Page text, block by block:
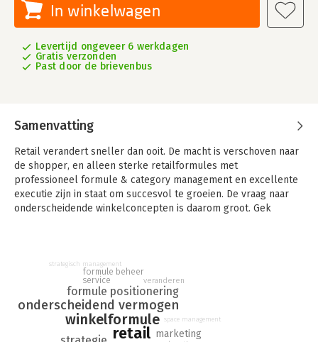
In winkelwagen
Levertijd ongeveer 6 werkdagen
Gratis verzonden
Past door de brievenbus
Samenvatting
Retail verandert sneller dan ooit. De macht is verschoven naar
de shopper, en alleen sterke retailformules met
professioneel formule & category management en excellente
executie zijn in staat om succesvol te groeien. De vraag naar
onderscheidende winkelconcepten is daarom groot. Gek
Management waarin we alle stappen en ervaring ten aanzien
van de ontwikkeling en het beheer van een winkelformule
hebben samengebracht.
Wij geloven dat er altijd kansen zijn voor gezonde groei van
retailformules. Formules die relevant en onderscheidend zijn,
retail
winkelformule
onderscheidend vermogen
formule positionering
marketing
service
formule beheer
veranderen
space management
strategisch management